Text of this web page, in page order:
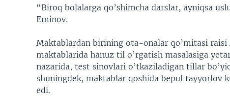
“Biroq bolalarga qo’shimcha darslar, ayniqsa
Eminov.
Maktablardan birining ota-onalar qo’mitasi
maktablarida hanuz til o’rgatish masalasiga
nazarida, test sinovlari o’tkaziladigan tillar
shuningdek, maktablar qoshida bepul tayyorlov
edi.